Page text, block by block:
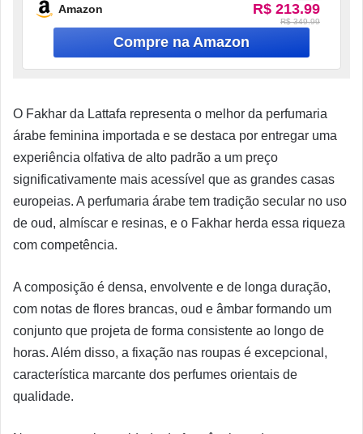
Amazon
R$ 213.99
R$ 349.99
O Fakhar da Lattafa representa o melhor da perfumaria
árabe feminina importada e se destaca por entregar uma
experiência olfativa de alto padrão a um preço
significativamente mais acessível que as grandes casas
europeias. A perfumaria árabe tem tradição secular no uso
de oud, almíscar e resinas, e o Fakhar herda essa riqueza
com competência.
A composição é densa, envolvente e de longa duração,
com notas de flores brancas, oud e âmbar formando um
conjunto que projeta de forma consistente ao longo de
horas. Além disso, a fixação nas roupas é excepcional,
característica marcante dos perfumes orientais de
qualidade.